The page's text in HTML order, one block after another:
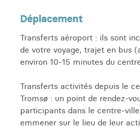
Déplacement
Transferts aéroport : ils sont
de votre voyage, trajet en bus
environ 10-15 minutes du
Transferts activités depuis le
Tromsø : un point de rendez-
participants dans le centre-
emmener sur le lieu de leur